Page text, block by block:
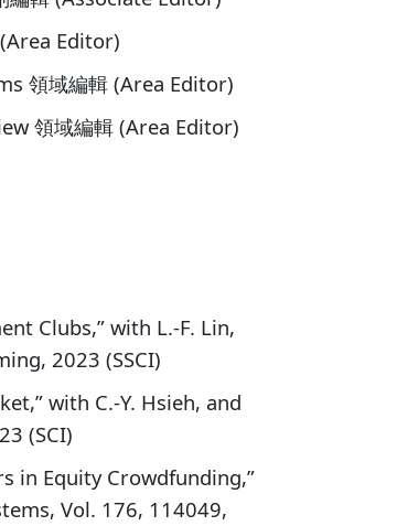
Editor)
領域編輯 (Area Editor)
領域編輯 (Area Editor)
Clubs,” with L.-F. Lin,
2023 (SSCI)
with C.-Y. Hsieh, and
(SCI)
in Equity Crowdfunding,”
Vol. 176, 114049,